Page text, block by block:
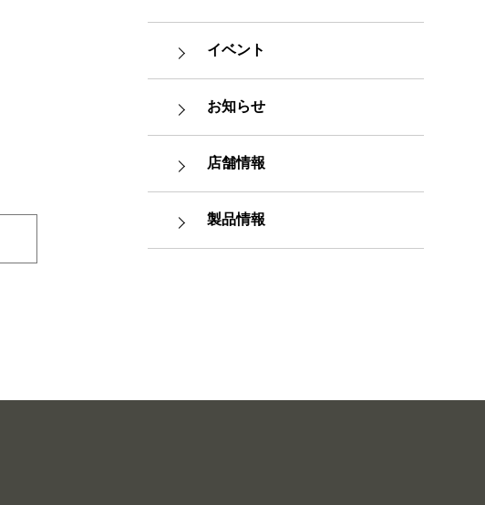
イベント
お知らせ
店舗情報
製品情報